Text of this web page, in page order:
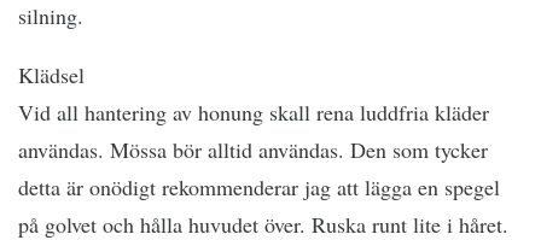
silning.
Klädsel
Vid all hantering av honung skall rena luddfria kläder
användas. Mössa bör alltid användas. Den som tycker
detta är onödigt rekommenderar jag att lägga en spegel
på golvet och hålla huvudet över. Ruska runt lite i håret.